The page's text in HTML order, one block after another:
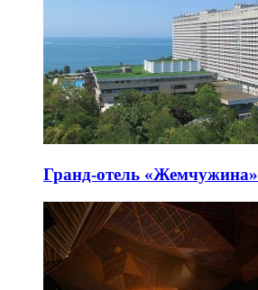
Гранд-отель «Жемчужина»